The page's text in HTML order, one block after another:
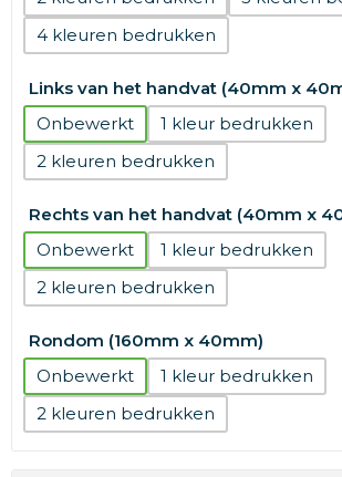
4
Links van het handvat (40mm x
Onbewerkt
1
2
Rechts van het handvat (40mm x
Onbewerkt
1
2
Rondom (160mm x 40mm)
Onbewerkt
1
2